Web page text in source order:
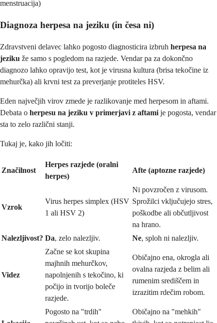
menstruacija)
Diagnoza herpesa na jeziku (in česa ni)
Zdravstveni delavec lahko pogosto diagnosticira izbruh herpesa na
jeziku že samo s pogledom na razjede. Vendar pa za dokončno
diagnozo lahko opravijo test, kot je virusna kultura (brisa tekočine iz
mehurčka) ali krvni test za preverjanje protiteles HSV.
Eden največjih virov zmede je razlikovanje med herpesom in aftami.
Debata o herpesu na jeziku v primerjavi z aftami je pogosta, vendar
sta to zelo različni stanji.
Tukaj je, kako jih ločiti:
Značilnost
Herpes razjede (oralni
herpes)
Afte (aptozne razjede)
Vzrok
Virus herpes simplex (HSV
1 ali HSV 2)
Ni povzročen z virusom.
Sprožilci vključujejo stres,
poškodbe ali občutljivost
na hrano.
Nalezljivost? Da, zelo nalezljiv. Ne, sploh ni nalezljiv.
Videz
Začne se kot skupina
majhnih mehurčkov,
napolnjenih s tekočino, ki
počijo in tvorijo boleče
razjede.
Običajno ena, okrogla ali
ovalna razjeda z belim ali
rumenim središčem in
izrazitim rdečim robom.
Pogosto na "trdih"
Običajno na "mehkih"